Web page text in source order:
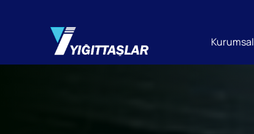
Kurumsal